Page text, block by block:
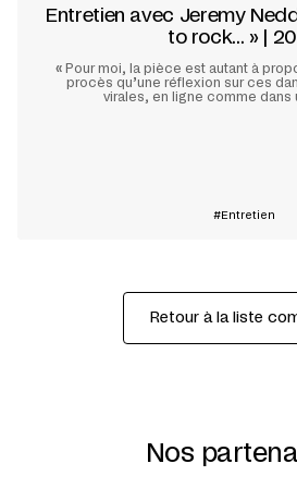
Entretien avec Jeremy
to rock... » |
« Pour moi, la pièce est autant à
procès qu’une réflexion sur ces
virales, en ligne comme dans
Entretien
Retour à la liste
Nos